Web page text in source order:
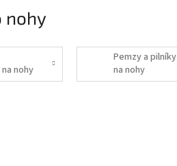
nohy
nohy
Pemzy a pilníky
na nohy